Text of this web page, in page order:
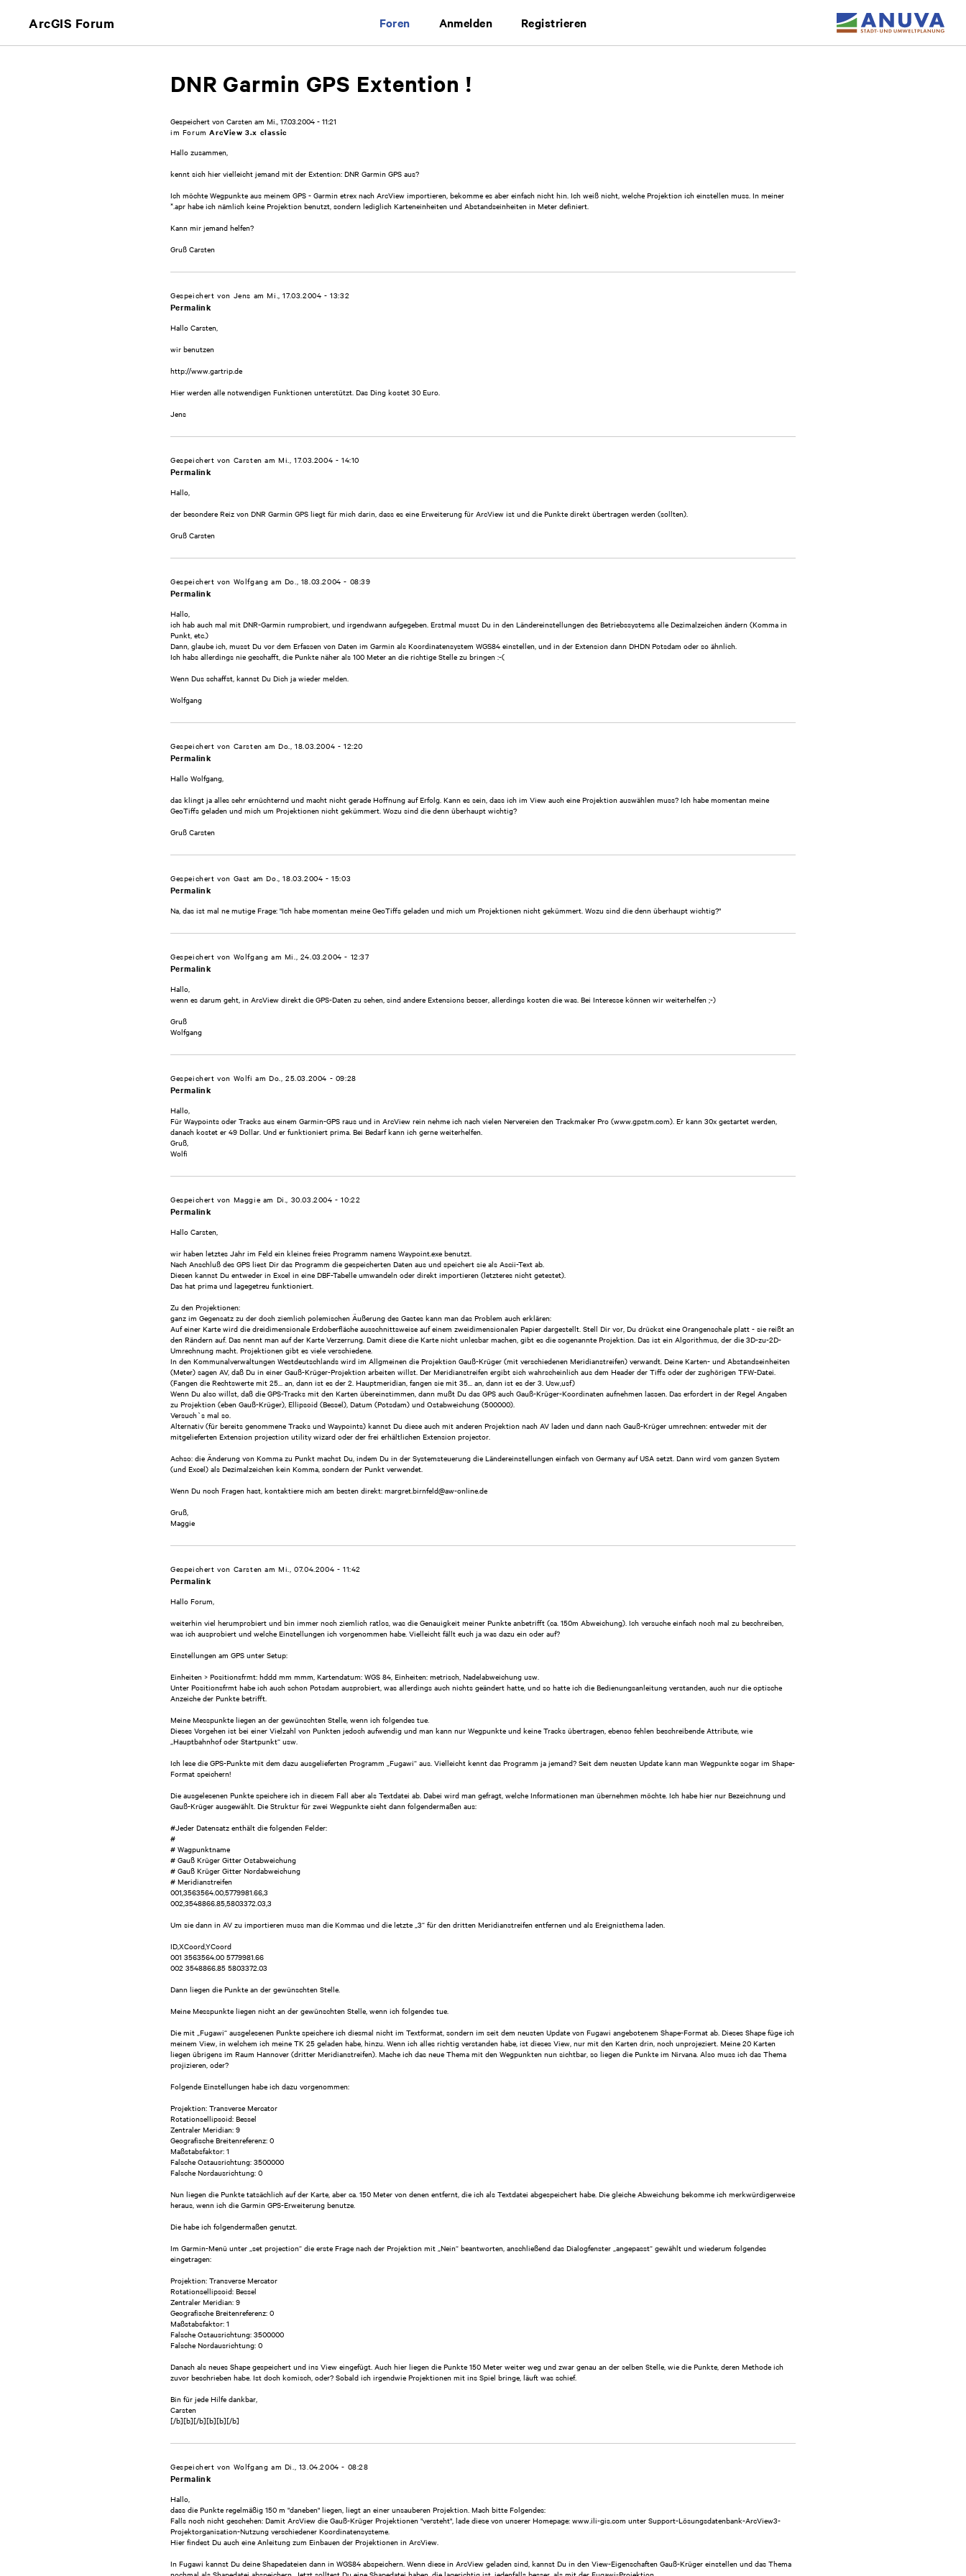
ArcGIS Forum Foren Anmelden Registrieren
DNR Garmin GPS Extention !
Gespeichert von Carsten am Mi., 17.03.2004 - 11:21
im ForumArcView 3.x classic
Hallo zusammen,
kennt sich hier vielleicht jemand mit der Extention: DNR Garmin GPS aus?
Ich möchte Wegpunkte aus meinem GPS - Garmin etrex nach ArcView importieren, bekomme es aber einfach nicht hin. Ich weiß nicht, welche Projektion ich einstellen muss. In meiner
*.apr habe ich nämlich keine Projektion benutzt, sondern lediglich Karteneinheiten und Abstandseinheiten in Meter definiert.
Kann mir jemand helfen?
Gruß Carsten
Gespeichert von Jens am Mi., 17.03.2004 - 13:32
Permalink
Hallo Carsten,
wir benutzen
http://www.gartrip.de
Hier werden alle notwendigen Funktionen unterstützt. Das Ding kostet 30 Euro.
Jens
Gespeichert von Carsten am Mi., 17.03.2004 - 14:10
Permalink
Hallo,
der besondere Reiz von DNR Garmin GPS liegt für mich darin, dass es eine Erweiterung für ArcView ist und die Punkte direkt übertragen werden (sollten).
Gruß Carsten
Gespeichert von Wolfgang am Do., 18.03.2004 - 08:39
Permalink
Hallo,
ich hab auch mal mit DNR-Garmin rumprobiert, und irgendwann aufgegeben. Erstmal musst Du in den Ländereinstellungen des Betriebssystems alle Dezimalzeichen ändern (Komma in
Punkt, etc.)
Dann, glaube ich, musst Du vor dem Erfassen von Daten im Garmin als Koordinatensystem WGS84 einstellen, und in der Extension dann DHDN Potsdam oder so ähnlich.
Ich habs allerdings nie geschafft, die Punkte näher als 100 Meter an die richtige Stelle zu bringen :-(
Wenn Dus schaffst, kannst Du Dich ja wieder melden.
Wolfgang
Gespeichert von Carsten am Do., 18.03.2004 - 12:20
Permalink
Hallo Wolfgang,
das klingt ja alles sehr ernüchternd und macht nicht gerade Hoffnung auf Erfolg. Kann es sein, dass ich im View auch eine Projektion auswählen muss? Ich habe momentan meine
GeoTiffs geladen und mich um Projektionen nicht gekümmert. Wozu sind die denn überhaupt wichtig?
Gruß Carsten
Gespeichert von Gast am Do., 18.03.2004 - 15:03
Permalink
Na, das ist mal ne mutige Frage: "Ich habe momentan meine GeoTiffs geladen und mich um Projektionen nicht gekümmert. Wozu sind die denn überhaupt wichtig?"
Gespeichert von Wolfgang am Mi., 24.03.2004 - 12:37
Permalink
Hallo,
wenn es darum geht, in ArcView direkt die GPS-Daten zu sehen, sind andere Extensions besser, allerdings kosten die was. Bei Interesse können wir weiterhelfen ;-)
Gruß
Wolfgang
Gespeichert von Wolfi am Do., 25.03.2004 - 09:28
Permalink
Hallo,
Für Waypoints oder Tracks aus einem Garmin-GPS raus und in ArcView rein nehme ich nach vielen Nervereien den Trackmaker Pro (www.gpstm.com). Er kann 30x gestartet werden,
danach kostet er 49 Dollar. Und er funktioniert prima. Bei Bedarf kann ich gerne weiterhelfen.
Gruß,
Wolfi
Gespeichert von Maggie am Di., 30.03.2004 - 10:22
Permalink
Hallo Carsten,
wir haben letztes Jahr im Feld ein kleines freies Programm namens Waypoint.exe benutzt.
Nach Anschluß des GPS liest Dir das Programm die gespeicherten Daten aus und speichert sie als Ascii-Text ab.
Diesen kannst Du entweder in Excel in eine DBF-Tabelle umwandeln oder direkt importieren (letzteres nicht getestet).
Das hat prima und lagegetreu funktioniert.
Zu den Projektionen:
ganz im Gegensatz zu der doch ziemlich polemischen Äußerung des Gastes kann man das Problem auch erklären:
Auf einer Karte wird die dreidimensionale Erdoberfläche ausschnittsweise auf einem zweidimensionalen Papier dargestellt. Stell Dir vor, Du drückst eine Orangenschale platt - sie reißt an
den Rändern auf. Das nennt man auf der Karte Verzerrung. Damit diese die Karte nicht unlesbar machen, gibt es die sogenannte Projektion. Das ist ein Algorithmus, der die 3D-zu-2D-
Umrechnung macht. Projektionen gibt es viele verschiedene.
In den Kommunalverwaltungen Westdeutschlands wird im Allgmeinen die Projektion Gauß-Krüger (mit verschiedenen Meridianstreifen) verwandt. Deine Karten- und Abstandseinheiten
(Meter) sagen AV, daß Du in einer Gauß-Krüger-Projektion arbeiten willst. Der Meridianstreifen ergibt sich wahrscheinlich aus dem Header der Tiffs oder der zughörigen TFW-Datei.
(Fangen die Rechtswerte mit 25... an, dann ist es der 2. Hauptmeridian, fangen sie mit 35... an, dann ist es der 3. Usw,usf)
Wenn Du also willst, daß die GPS-Tracks mit den Karten übereinstimmen, dann mußt Du das GPS auch Gauß-Krüger-Koordinaten aufnehmen lassen. Das erfordert in der Regel Angaben
zu Projektion (eben Gauß-Krüger), Ellipsoid (Bessel), Datum (Potsdam) und Ostabweichung (500000).
Versuch`s mal so.
Alternativ (für bereits genommene Tracks und Waypoints) kannst Du diese auch mit anderen Projektion nach AV laden und dann nach Gauß-Krüger umrechnen: entweder mit der
mitgelieferten Extension projection utility wizard oder der frei erhältlichen Extension projector.
Achso: die Änderung von Komma zu Punkt machst Du, indem Du in der Systemsteuerung die Ländereinstellungen einfach von Germany auf USA setzt. Dann wird vom ganzen System
(und Excel) als Dezimalzeichen kein Komma, sondern der Punkt verwendet.
Wenn Du noch Fragen hast, kontaktiere mich am besten direkt: margret.birnfeld@aw-online.de
Gruß,
Maggie
Gespeichert von Carsten am Mi., 07.04.2004 - 11:42
Permalink
Hallo Forum,
weiterhin viel herumprobiert und bin immer noch ziemlich ratlos, was die Genauigkeit meiner Punkte anbetrifft (ca. 150m Abweichung). Ich versuche einfach noch mal zu beschreiben,
was ich ausprobiert und welche Einstellungen ich vorgenommen habe. Vielleicht fällt euch ja was dazu ein oder auf?
Einstellungen am GPS unter Setup:
Einheiten > Positionsfrmt: hddd mm mmm, Kartendatum: WGS 84, Einheiten: metrisch, Nadelabweichung usw.
Unter Positionsfrmt habe ich auch schon Potsdam ausprobiert, was allerdings auch nichts geändert hatte, und so hatte ich die Bedienungsanleitung verstanden, auch nur die optische
Anzeiche der Punkte betrifft.
Meine Messpunkte liegen an der gewünschten Stelle, wenn ich folgendes tue.
Dieses Vorgehen ist bei einer Vielzahl von Punkten jedoch aufwendig und man kann nur Wegpunkte und keine Tracks übertragen, ebenso fehlen beschreibende Attribute, wie
„Hauptbahnhof oder Startpunkt“ usw.
Ich lese die GPS-Punkte mit dem dazu ausgelieferten Programm „Fugawi“ aus. Vielleicht kennt das Programm ja jemand? Seit dem neusten Update kann man Wegpunkte sogar im Shape-
Format speichern!
Die ausgelesenen Punkte speichere ich in diesem Fall aber als Textdatei ab. Dabei wird man gefragt, welche Informationen man übernehmen möchte. Ich habe hier nur Bezeichnung und
Gauß-Krüger ausgewählt. Die Struktur für zwei Wegpunkte sieht dann folgendermaßen aus:
#Jeder Datensatz enthält die folgenden Felder:
#
# Wagpunktname
# Gauß Krüger Gitter Ostabweichung
# Gauß Krüger Gitter Nordabweichung
# Meridianstreifen
001,3563564.00,5779981.66,3
002,3548866.85,5803372.03,3
Um sie dann in AV zu importieren muss man die Kommas und die letzte „3“ für den dritten Meridianstreifen entfernen und als Ereignisthema laden.
ID,XCoord,YCoord
001 3563564.00 5779981.66
002 3548866.85 5803372.03
Dann liegen die Punkte an der gewünschten Stelle.
Meine Messpunkte liegen nicht an der gewünschten Stelle, wenn ich folgendes tue.
Die mit „Fugawi“ ausgelesenen Punkte speichere ich diesmal nicht im Textformat, sondern im seit dem neusten Update von Fugawi angebotenem Shape-Format ab. Dieses Shape füge ich
meinem View, in welchem ich meine TK 25 geladen habe, hinzu. Wenn ich alles richtig verstanden habe, ist dieses View, nur mit den Karten drin, noch unprojeziert. Meine 20 Karten
liegen übrigens im Raum Hannover (dritter Meridianstreifen). Mache ich das neue Thema mit den Wegpunkten nun sichtbar, so liegen die Punkte im Nirvana. Also muss ich das Thema
projizieren, oder?
Folgende Einstellungen habe ich dazu vorgenommen:
Projektion: Transverse Mercator
Rotationsellipsoid: Bessel
Zentraler Meridian: 9
Geografische Breitenreferenz: 0
Maßstabsfaktor: 1
Falsche Ostausrichtung: 3500000
Falsche Nordausrichtung: 0
Nun liegen die Punkte tatsächlich auf der Karte, aber ca. 150 Meter von denen entfernt, die ich als Textdatei abgespeichert habe. Die gleiche Abweichung bekomme ich merkwürdigerweise
heraus, wenn ich die Garmin GPS-Erweiterung benutze.
Die habe ich folgendermaßen genutzt.
Im Garmin-Menü unter „set projection“ die erste Frage nach der Projektion mit „Nein“ beantworten, anschließend das Dialogfenster „angepasst“ gewählt und wiederum folgendes
eingetragen:
Projektion: Transverse Mercator
Rotationsellipsoid: Bessel
Zentraler Meridian: 9
Geografische Breitenreferenz: 0
Maßstabsfaktor: 1
Falsche Ostausrichtung: 3500000
Falsche Nordausrichtung: 0
Danach als neues Shape gespeichert und ins View eingefügt. Auch hier liegen die Punkte 150 Meter weiter weg und zwar genau an der selben Stelle, wie die Punkte, deren Methode ich
zuvor beschrieben habe. Ist doch komisch, oder? Sobald ich irgendwie Projektionen mit ins Spiel bringe, läuft was schief.
Bin für jede Hilfe dankbar,
Carsten
[/b][b][/b][b][b][/b]
Gespeichert von Wolfgang am Di., 13.04.2004 - 08:28
Permalink
Hallo,
dass die Punkte regelmäßig 150 m "daneben" liegen, liegt an einer unsauberen Projektion. Mach bitte Folgendes:
Falls noch nicht geschehen: Damit ArcView die Gauß-Krüger Projektionen "versteht", lade diese von unserer Homepage: www.ili-gis.com unter Support-Lösungsdatenbank-ArcView3-
Projektorganisation-Nutzung verschiedener Koordinatensysteme.
Hier findest Du auch eine Anleitung zum Einbauen der Projektionen in ArcView.
In Fugawi kannst Du deine Shapedateien dann in WGS84 abspeichern. Wenn diese in ArcView geladen sind, kannst Du in den View-Eigenschaften Gauß-Krüger einstellen und das Thema